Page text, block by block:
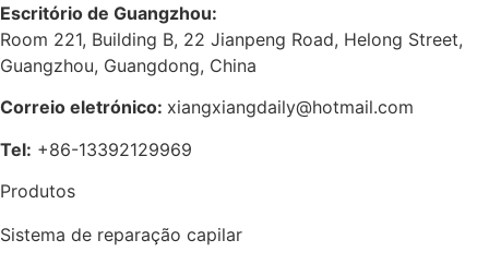
Escritório de Guangzhou:
Room 221, Building B, 22 Jianpeng Road, Helong Street,
Guangzhou, Guangdong, China
Correio eletrónico: xiangxiangdaily@hotmail.com
Tel: +86-13392129969
Produtos
Sistema de reparação capilar